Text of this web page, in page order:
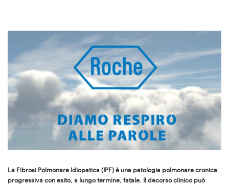
La Fibrosi Polmonare Idiopatica (IPF) è una patologia polmonare cronica
progressiva con esito, a lungo termine, fatale. Il decorso clinico può